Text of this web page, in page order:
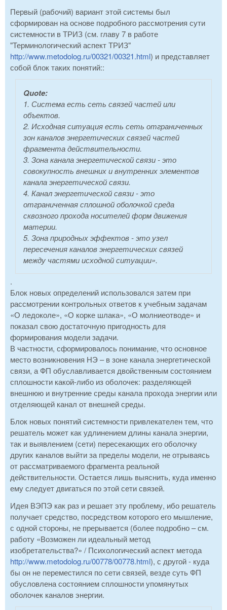
Первый (рабочий) вариант этой системы был
сформирован на основе подробного рассмотрения сути
системности в ТРИЗ (см. главу 7 в работе
"Терминологический аспект ТРИЗ"
http://www.metodolog.ru/00321/00321.html) и представляет
собой блок таких понятий::
Quote:
1. Система есть сеть связей частей или
объектов.
2. Исходная ситуация есть сеть отграниченных
зон каналов энергетических связей частей
фрагмента действительности.
3. Зона канала энергетической связи - это
совокупность внешних и внутренних элементов
канала энергетической связи.
4. Канал энергетической связи - это
отграниченная сплошной оболочкой среда
сквозного прохода носителей форм движения
материи.
5. Зона природных эффектов - это узел
пересечения каналов энергетических связей
между частями исходной ситуации».
.
Блок новых определений использовался затем при
рассмотрении контрольных ответов к учебным задачам
«О ледоколе», «О корке шлака», «О молниеотводе» и
показал свою достаточную пригодность для
формирования модели задачи.
В частности, сформировалось понимание, что основное
место возникновения НЭ – в зоне канала энергетической
связи, а ФП обуславливается двойственным состоянием
сплошности какой-либо из оболочек: разделяющей
внешнюю и внутренние среды канала прохода энергии или
отделяющей канал от внешней среды.
Блок новых понятий системности привлекателен тем, что
решатель может как удлинением длины канала энергии,
так и выявлением (сети) пересекающих его оболочку
других каналов выйти за пределы модели, не отрываясь
от рассматриваемого фрагмента реальной
действительности. Остается лишь выяснить, куда именно
ему следует двигаться по этой сети связей.
Идея ВЭПЭ как раз и решает эту проблему, ибо решатель
получает средство, посредством которого его мышление,
с одной стороны, не прерывается (более подробно – см.
работу «Возможен ли идеальный метод
изобретательства?» / Психологический аспект метода
http://www.metodolog.ru/00778/00778.html), с другой - куда
бы он не переместился по сети связей, везде суть ФП
обусловлена состоянием сплошности упомянутых
оболочек каналов энергии.